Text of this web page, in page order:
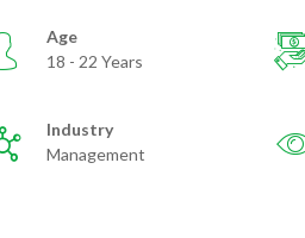
Age
18 - 22 Years
Industry
Management